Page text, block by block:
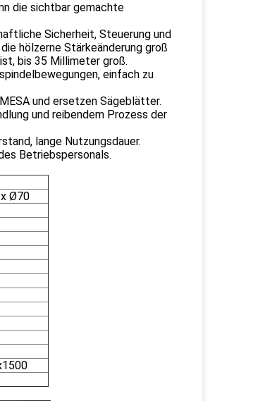
die sichtbar gemachte
Sicherheit, Steuerung und
hölzerne Stärkeänderung groß
bis 35 Millimeter groß.
einfach zu
und ersetzen Sägeblätter.
und reibendem Prozess der
lange Nutzungsdauer.
Betriebspersonals.
Ø70